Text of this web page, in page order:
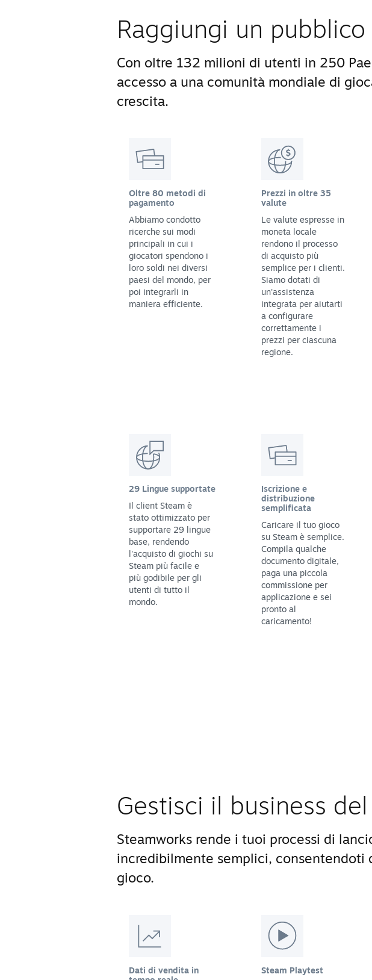
Raggiungi un
Con oltre 132 milioni di utenti in 250
accesso a una comunità mondiale di
crescita.
Oltre 80 metodi di
pagamento
Abbiamo condotto
ricerche sui modi
principali in cui i
giocatori spendono i
loro soldi nei diversi
paesi del mondo, per
poi integrarli in
maniera efficiente.
Prezzi in oltre 35
valute
Le valute espresse in
moneta locale
rendono il processo
di acquisto più
semplice per i clienti.
Siamo dotati di
un'assistenza
integrata per aiutarti
a configurare
correttamente i
prezzi per ciascuna
regione.
29 Lingue supportate
Il client Steam è
stato ottimizzato per
supportare 29 lingue
base, rendendo
l'acquisto di giochi su
Steam più facile e
più godibile per gli
utenti di tutto il
mondo.
Iscrizione e
distribuzione
semplificata
Caricare il tuo gioco
su Steam è semplice.
Compila qualche
documento digitale,
paga una piccola
commissione per
applicazione e sei
pronto al
caricamento!
Gestisci il business
Steamworks rende i tuoi processi di
incredibilmente semplici, consentendoti
gioco.
Dati di vendita in
Steam Playtest